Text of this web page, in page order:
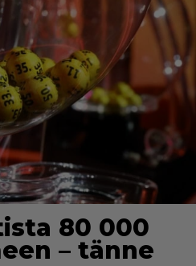
80 000
– tänne